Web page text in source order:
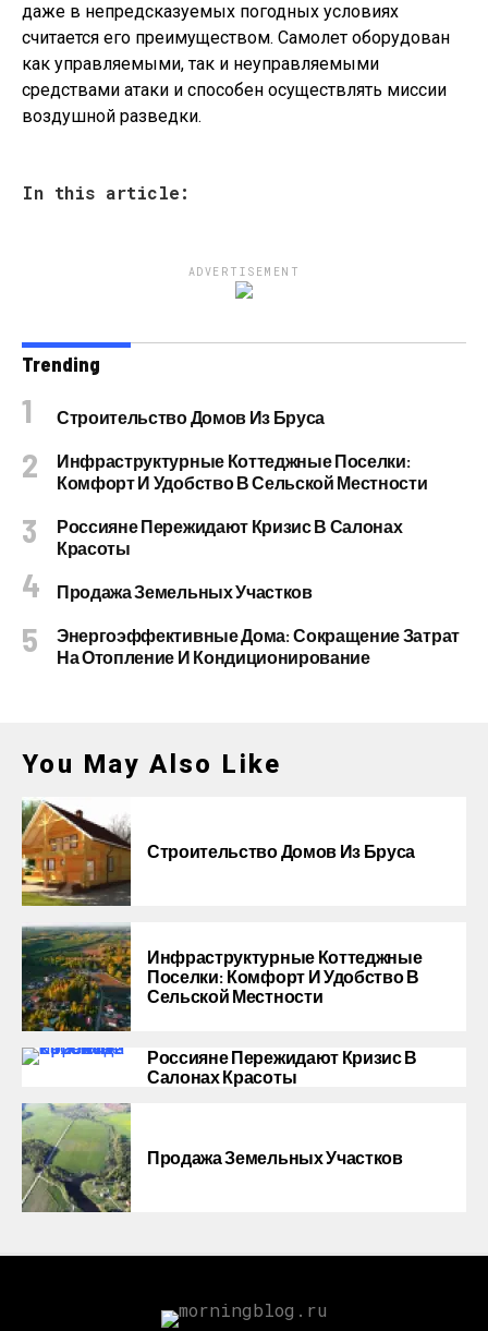
даже в непредсказуемых погодных условиях
считается его преимуществом. Самолет оборудован
как управляемыми, так и неуправляемыми
средствами атаки и способен осуществлять миссии
воздушной разведки.
In this article:
ADVERTISEMENT
Trending
Строительство Домов Из Бруса
Инфраструктурные Коттеджные Поселки:
Комфорт И Удобство В Сельской Местности
Россияне Пережидают Кризис В Салонах
Красоты
Продажа Земельных Участков
Энергоэффективные Дома: Сокращение Затрат
На Отопление И Кондиционирование
You May Also Like
Строительство Домов Из Бруса
Инфраструктурные Коттеджные
Поселки: Комфорт И Удобство В
Сельской Местности
Россияне Пережидают Кризис В
Салонах Красоты
Продажа Земельных Участков